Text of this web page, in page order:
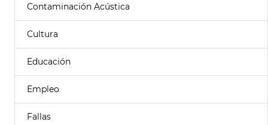
Contaminación Acústica
Cultura
Educación
Empleo
Fallas